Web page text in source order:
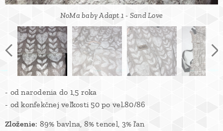
NoMa baby Adapt 1 - Sand Love
NoMa baby Adapt 1 - Sand Love
NoMa baby Adapt 1 - Sand Love
Sand love
- od narodenia do 1,5 roka
- od konfekčnej veľkosti 50 po vel.80/86
Zloženie: 89% bavlna, 8% tencel, 3% ľan